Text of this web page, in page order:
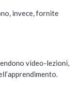
invece, fornite
video-lezioni,